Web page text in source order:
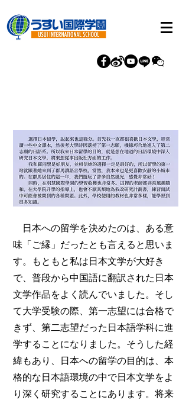
日本への留学を決めたのは、ある意
味「ご縁」だったとも言えると思いま
す。もともと私は日本文学が大好き
で、普段から中国語に翻訳された日本
文学作品をよく読んでいました。そし
て大学受験の際、第一志望には合格で
きず、第二志望だった日本語学科に進
学することになりました。そうした経
緯もあり、日本への留学の目的は、本
格的な日本語環境の中で日本文学をよ
り深く研究することにあります。将来